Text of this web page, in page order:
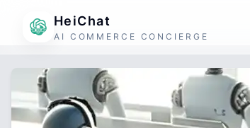
HeiChat
AI COMMERCE CONCIERGE